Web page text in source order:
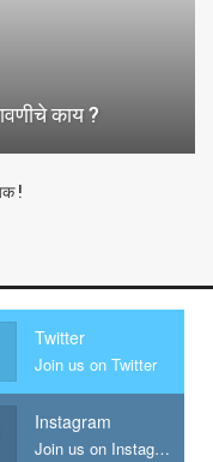
काय ?
!
Twitter
Join us on Twitter
Instagram
Join us on Instagram